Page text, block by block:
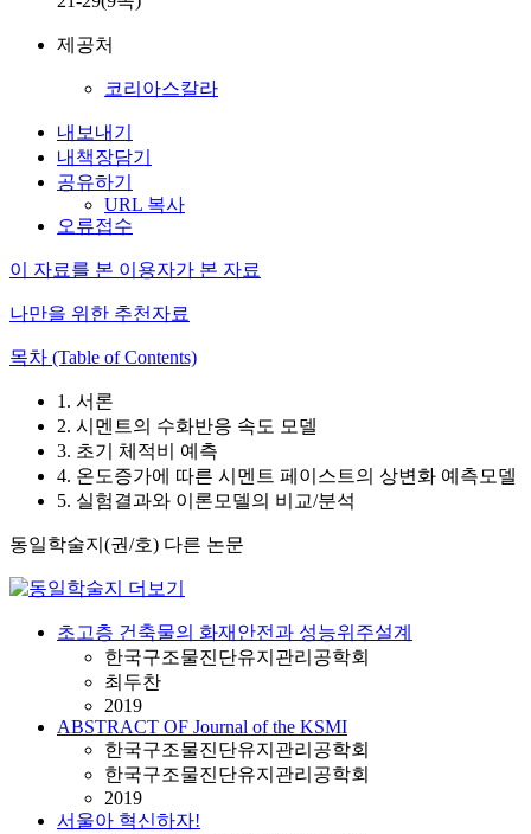
제공처
코리아스칼라
내보내기
내책장담기
공유하기
URL 복사
오류접수
이 자료를 본 이용자가 본 자료
나만을 위한 추천자료
목차 (Table of Contents)
1. 서론
2. 시멘트의 수화반응 속도 모델
3. 초기 체적비 예측
4. 온도증가에 따른 시멘트 페이스트의 상변화 예측모델
5. 실험결과와 이론모델의 비교/분석
동일학술지(권/호) 다른 논문
초고층 건축물의 화재안전과 성능위주설계
한국구조물진단유지관리공학회
최두찬
2019
ABSTRACT OF Journal of the KSMI
한국구조물진단유지관리공학회
한국구조물진단유지관리공학회
2019
서울아 혁신하자!